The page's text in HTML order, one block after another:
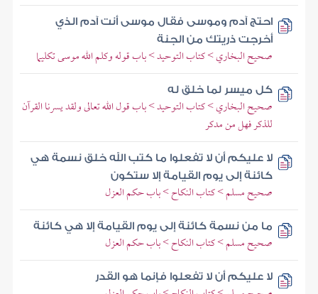
احتج آدم وموسى فقال موسى أنت آدم الذي
أخرجت ذريتك من الجنة
صحيح البخاري > كتاب التوحيد > باب قوله وكلم الله موسى تكليما
كل ميسر لما خلق له
صحيح البخاري > كتاب التوحيد > باب قول الله تعالى ولقد يسرنا القرآن
للذكر فهل من مدكر
لا عليكم أن لا تفعلوا ما كتب الله خلق نسمة هي
كائنة إلى يوم القيامة إلا ستكون
صحيح مسلم > كتاب النكاح > باب حكم العزل
ما من نسمة كائنة إلى يوم القيامة إلا هي كائنة
صحيح مسلم > كتاب النكاح > باب حكم العزل
لا عليكم أن لا تفعلوا فإنما هو القدر